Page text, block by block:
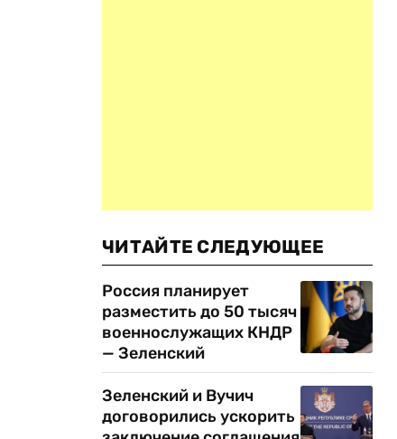
ЧИТАЙТЕ СЛЕДУЮЩЕЕ
Россия планирует
разместить до 50 тысяч
военнослужащих КНДР
— Зеленский
Зеленский и Вучич
договорились ускорить